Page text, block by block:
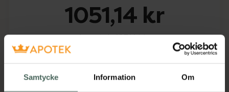
Samtycke Information Om
1051,14 kr
I apotek:1051,14 kr
Köp via ditt recept